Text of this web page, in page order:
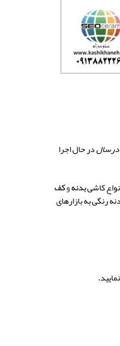
در حال اجرا
کاشیبدنهوکف